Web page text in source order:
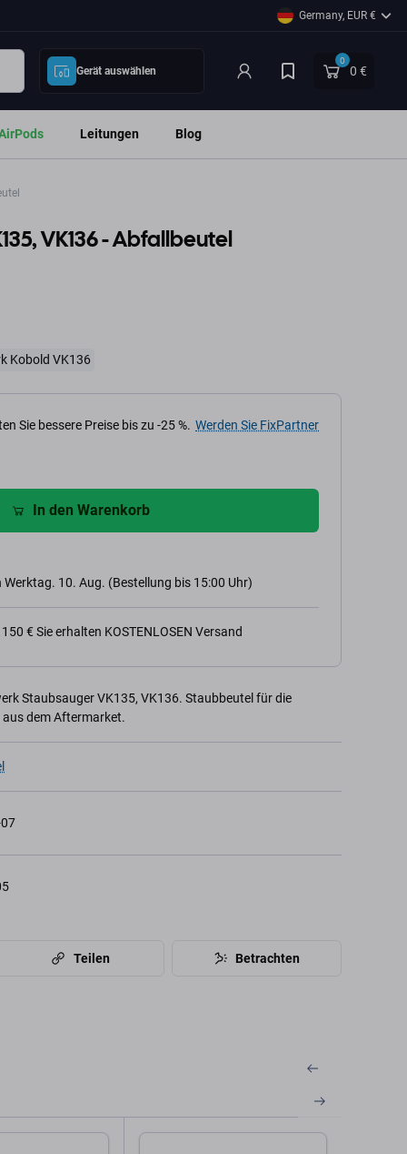
Germany, EUR €
Gerät auswählen
0
0 €
Leitungen Blog
VK136 - Abfallbeutel
Kobold VK136
Sie bessere Preise bis zu -25 %. Werden Sie FixPartner
In den Warenkorb
10. Aug. (Bestellung bis 15:00 Uhr)
€ Sie erhalten KOSTENLOSEN Versand
Staubsauger VK135, VK136. Staubbeutel für die
dem Aftermarket.
07
Teilen Betrachten